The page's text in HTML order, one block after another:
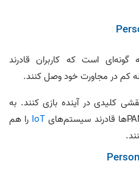
گونه‌ای است که کاربران قادرند
کم در مجاورت خود وصل کنند.
کلیدی در آینده بازی کنند. به
IoT را هم